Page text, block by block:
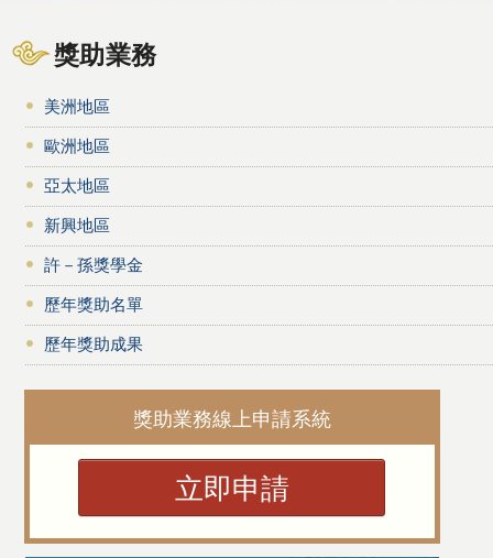
獎助業務
美洲地區
歐洲地區
亞太地區
新興地區
許－孫獎學金
歷年獎助名單
歷年獎助成果
獎助業務線上申請系統
立即申請